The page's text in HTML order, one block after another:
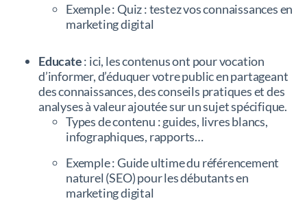
Exemple : Quiz : testez vos connaissances en
marketing digital
Educate: ici, les contenus ont pour vocation
d’informer, d’éduquer votre public en partageant
des connaissances, des conseils pratiques et des
analyses à valeur ajoutée sur un sujet spécifique.
Types de contenu : guides, livres blancs,
infographiques, rapports…
Exemple : Guide ultime du référencement
naturel (SEO) pour les débutants en
marketing digital